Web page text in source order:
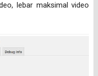
lebar maksimal video